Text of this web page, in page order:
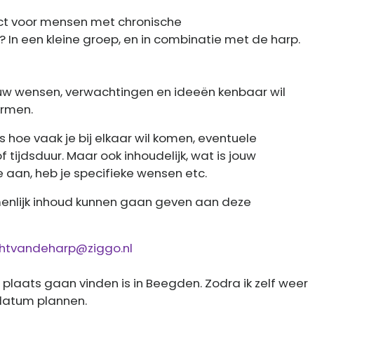
voor mensen met chronische
een kleine groep, en in combinatie met de harp.
wensen, verwachtingen en ideeën kenbaar wil
hoe vaak je bij elkaar wil komen, eventuele
Maar ook inhoudelijk, wat is jouw
heb je specifieke wensen etc.
inhoud kunnen gaan geven aan deze
gaan vinden is in Beegden. Zodra ik zelf weer
plannen.